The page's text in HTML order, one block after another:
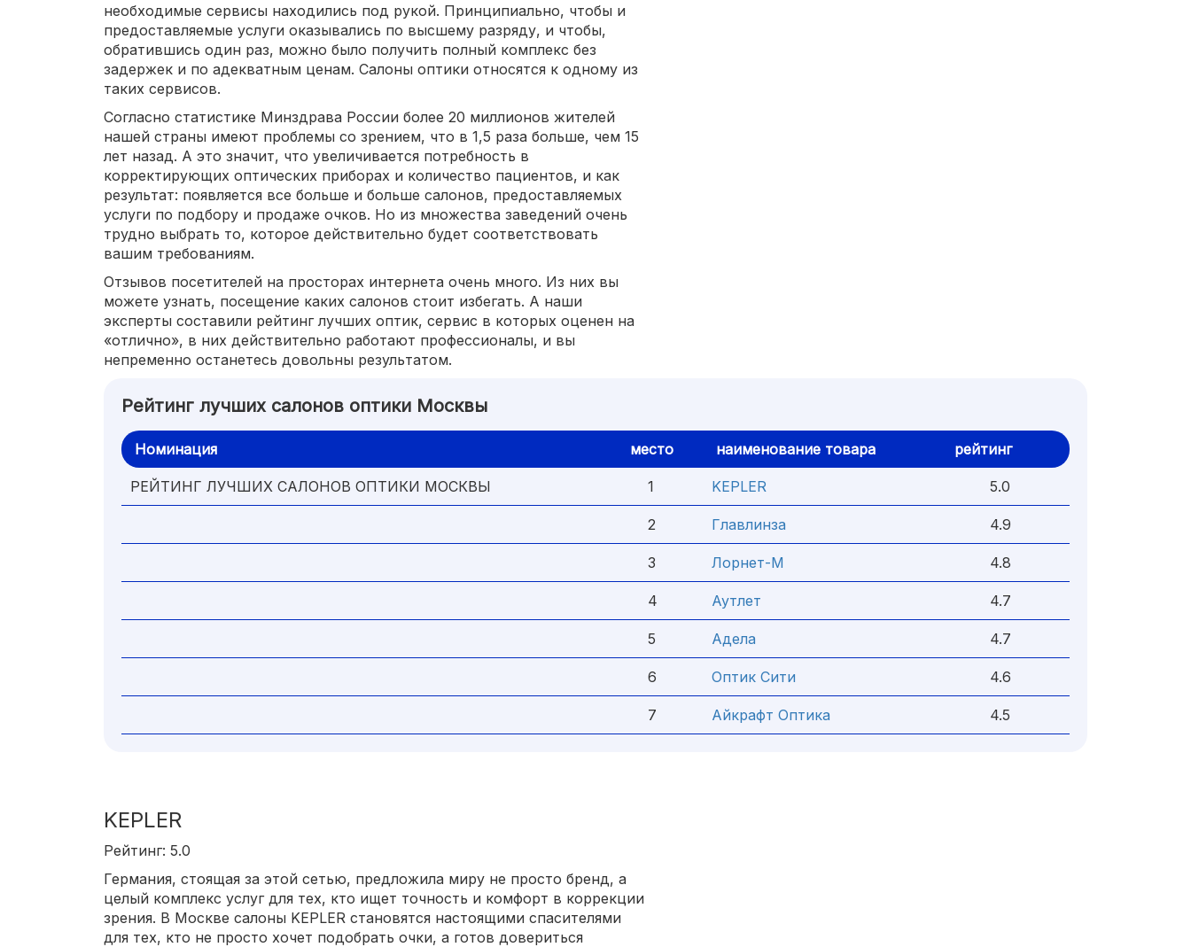
необходимые сервисы находились под рукой. Принципиально, чтобы и
предоставляемые услуги оказывались по высшему разряду, и чтобы,
обратившись один раз, можно было получить полный комплекс без
задержек и по адекватным ценам. Салоны оптики относятся к одному из
таких сервисов.
Согласно статистике Минздрава России более 20 миллионов жителей
нашей страны имеют проблемы со зрением, что в 1,5 раза больше, чем 15
лет назад. А это значит, что увеличивается потребность в
корректирующих оптических приборах и количество пациентов, и как
результат: появляется все больше и больше салонов, предоставляемых
услуги по подбору и продаже очков. Но из множества заведений очень
трудно выбрать то, которое действительно будет соответствовать
вашим требованиям.
Отзывов посетителей на просторах интернета очень много. Из них вы
можете узнать, посещение каких салонов стоит избегать. А наши
эксперты составили рейтинг лучших оптик, сервис в которых оценен на
«отлично», в них действительно работают профессионалы, и вы
непременно останетесь довольны результатом.
Рейтинг лучших салонов оптики Москвы
Номинация место наименование товара рейтинг
РЕЙТИНГ ЛУЧШИХ САЛОНОВ ОПТИКИ МОСКВЫ 1 KEPLER 5.0
2 Главлинза 4.9
3 Лорнет-М 4.8
4 Аутлет 4.7
5 Адела 4.7
6 Оптик Сити 4.6
7 Айкрафт Оптика 4.5
KEPLER
Рейтинг: 5.0
Германия, стоящая за этой сетью, предложила миру не просто бренд, а
целый комплекс услуг для тех, кто ищет точность и комфорт в коррекции
зрения. В Москве салоны KEPLER становятся настоящими спасителями
для тех, кто не просто хочет подобрать очки, а готов довериться